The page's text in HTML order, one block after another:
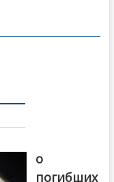
о
погибших